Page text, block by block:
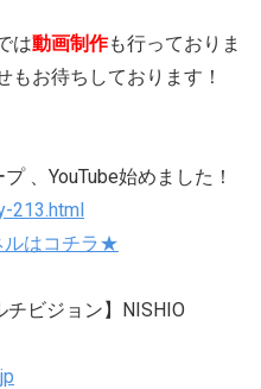
は動画制作も行っておりま
お待ちしております！
、YouTube始めました！
213.html
ルはコチラ★
ビジョン】NISHIO